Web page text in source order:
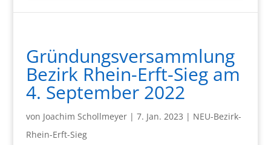
Gründungsversammlung
Bezirk Rhein-Erft-Sieg am
4. September 2022
von Joachim Schollmeyer| 7. Jan. 2023 | NEU-Bezirk-
Rhein-Erft-Sieg